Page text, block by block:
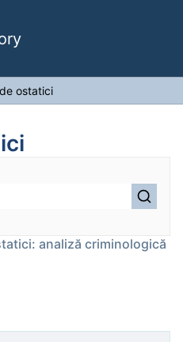
ostatici
analiză criminologică